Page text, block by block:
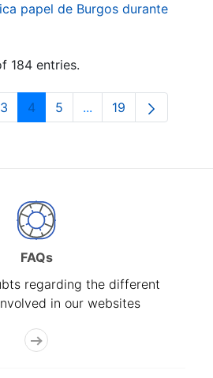
papel de Burgos durante
184 entries.
Page
3 Page
4 Page
5 ...Intermediate Pages
Page
19
FAQs
regarding the different
in our websites